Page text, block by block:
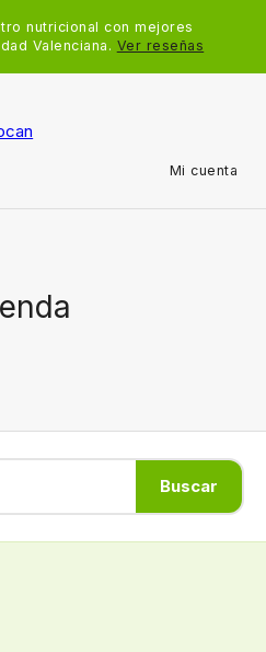
nutricional con mejores
Valenciana. Ver reseñas
Mi cuenta
Buscar